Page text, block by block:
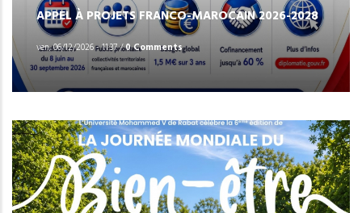
APPEL À PROJETS FRANCO-MAROCAIN 2026-2028
ven, 06/12/2026 - 11:37/0 Comments